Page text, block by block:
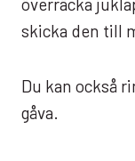
överräcka
skicka den till
Du kan också
gåva.